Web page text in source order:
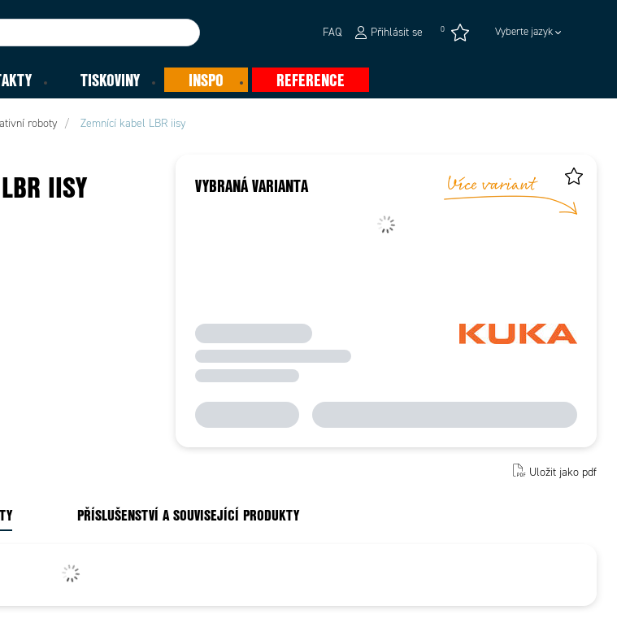
FAQ Přihlásit se 0 Vyberte jazyk
TISKOVINY INSPO REFERENCE
roboty Zemnící kabel LBR iisy
IISY VYBRANÁ VARIANTA
Uložit jako pdf
PŘÍSLUŠENSTVÍ A SOUVISEJÍCÍ PRODUKTY